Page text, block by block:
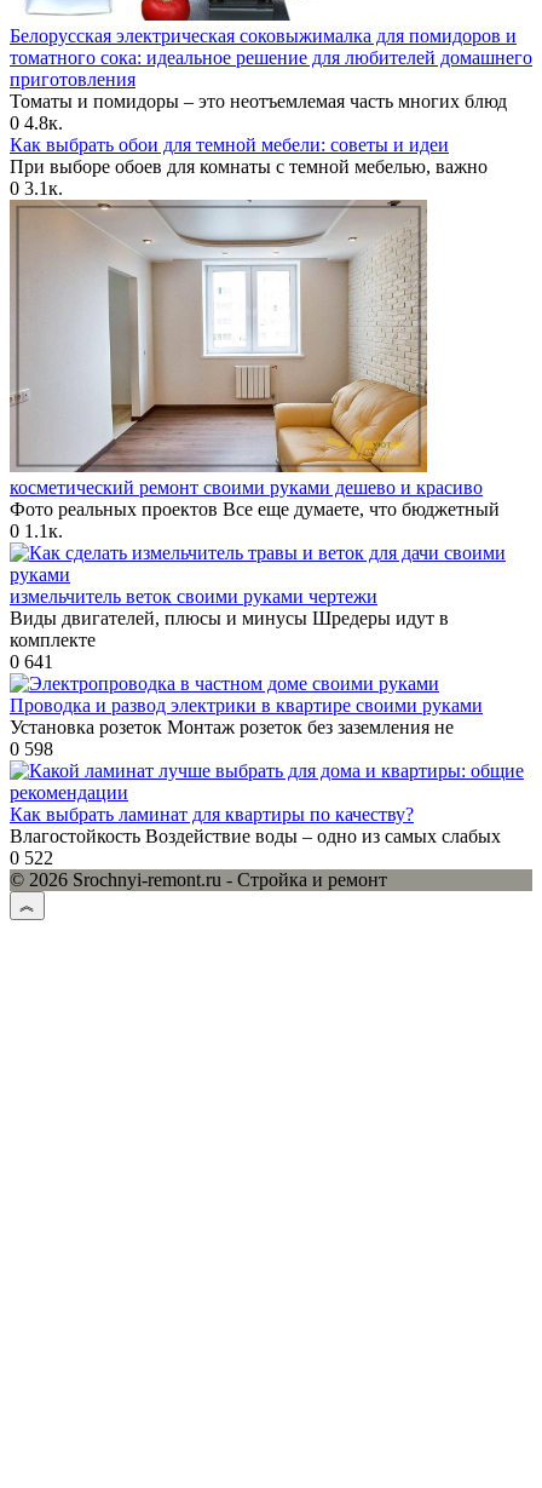
Белорусская электрическая соковыжималка для помидоров и
томатного сока: идеальное решение для любителей домашнего
приготовления
Томаты и помидоры – это неотъемлемая часть многих блюд
0 4.8к.
Как выбрать обои для темной мебели: советы и идеи
При выборе обоев для комнаты с темной мебелью, важно
0 3.1к.
косметический ремонт своими руками дешево и красиво
Фото реальных проектов Все еще думаете, что бюджетный
0 1.1к.
измельчитель веток своими руками чертежи
Виды двигателей, плюсы и минусы Шредеры идут в
комплекте
0 641
Проводка и развод электрики в квартире своими руками
Установка розеток Монтаж розеток без заземления не
0 598
Как выбрать ламинат для квартиры по качеству?
Влагостойкость Воздействие воды – одно из самых слабых
0 522
© 2026 Srochnyi-remont.ru - Стройка и ремонт